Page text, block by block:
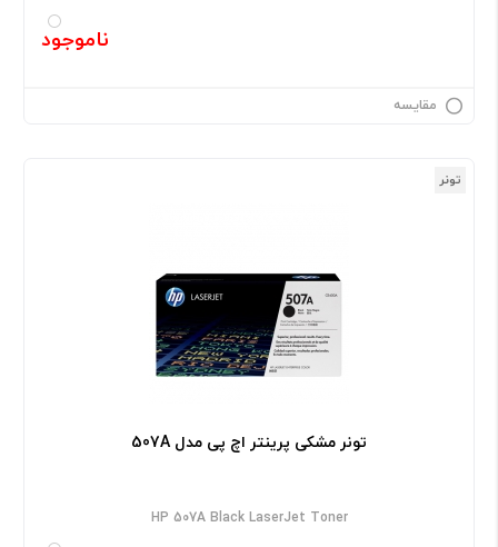
ناموجود
مقایسه
تونر
تونر مشکی پرینتر اچ پی مدل 507A
HP 507A Black LaserJet Toner